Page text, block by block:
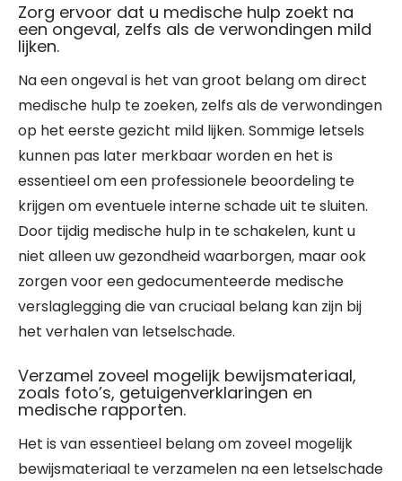
Zorg ervoor dat u medische hulp zoekt na
een ongeval, zelfs als de verwondingen mild
lijken.
Na een ongeval is het van groot belang om direct
medische hulp te zoeken, zelfs als de verwondingen
op het eerste gezicht mild lijken. Sommige letsels
kunnen pas later merkbaar worden en het is
essentieel om een professionele beoordeling te
krijgen om eventuele interne schade uit te sluiten.
Door tijdig medische hulp in te schakelen, kunt u
niet alleen uw gezondheid waarborgen, maar ook
zorgen voor een gedocumenteerde medische
verslaglegging die van cruciaal belang kan zijn bij
het verhalen van letselschade.
Verzamel zoveel mogelijk bewijsmateriaal,
zoals foto’s, getuigenverklaringen en
medische rapporten.
Het is van essentieel belang om zoveel mogelijk
bewijsmateriaal te verzamelen na een letselschade